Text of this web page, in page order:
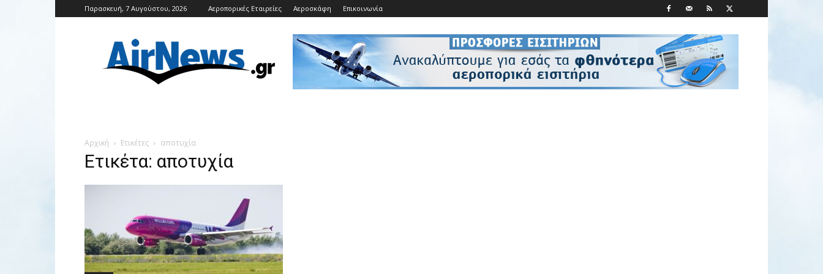
Παρασκευή, 7 Αυγούστου, 2026 Αεροπορικές Εταιρείες Αεροσκάφη Επικοινωνία
Αρχική Ετικέτες αποτυχία
Ετικέτα: αποτυχία